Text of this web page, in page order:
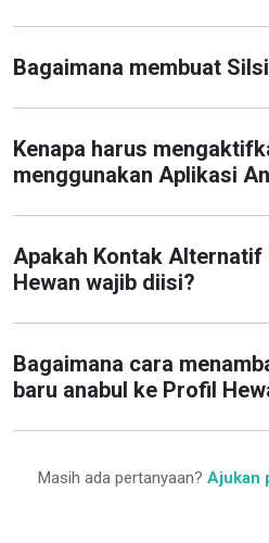
Bagaimana membuat
Kenapa harus
menggunakan Aplikasi
Apakah Kontak
Hewan wajib diisi?
Bagaimana cara
baru anabul ke Profil
Masih ada pertanyaan? Ajukan